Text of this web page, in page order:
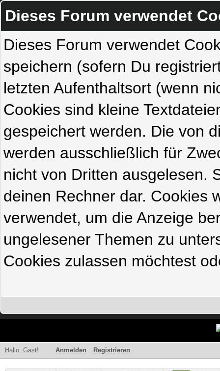
Dieses Forum verwendet
Dieses Forum verwendet
speichern (sofern Du
letzten Aufenthaltsort (wenn
Cookies sind kleine
gespeichert werden. Die von
werden ausschließlich für
nicht von Dritten ausgelesen.
deinen Rechner dar. Cookies
verwendet, um die Anzeige
ungelesener Themen zu
Cookies zulassen möchtest
Hallo, Gast! Anmelden Registrieren